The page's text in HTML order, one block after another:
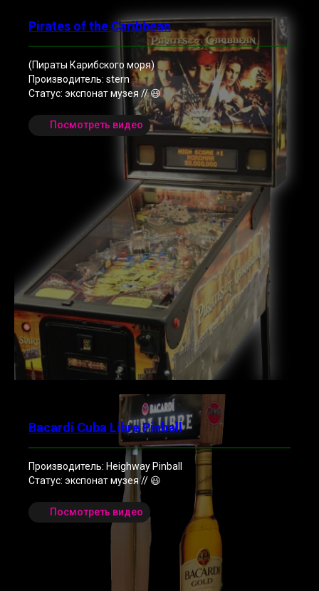
Pirates of the Caribbean
(Пираты Карибского моря)
Производитель: stern
Статус: экспонат музея // 😃
Посмотреть видео
Bacardi Cuba Libre Pinball
Производитель: Heighway Pinball
Статус: экспонат музея // 😃
Посмотреть видео